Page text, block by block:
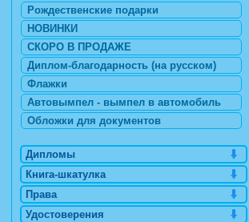
Рождественские подарки
НОВИНКИ
СКОРО В ПРОДАЖЕ
Диплом-благодарность (на русском)
Флажки
Автовымпел - вымпел в автомобиль
Обложки для документов
Дипломы
Книга-шкатулка
Права
Удостоверения